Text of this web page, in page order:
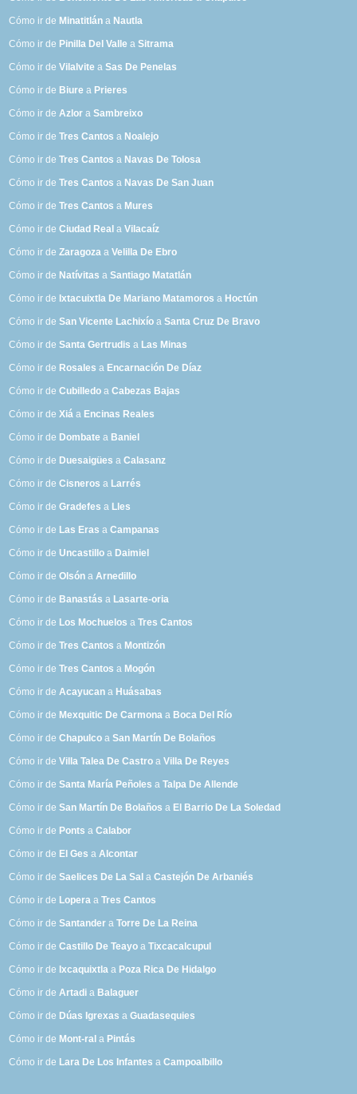
Cómo ir de Minatitlán a Nautla
Cómo ir de Pinilla Del Valle aSitrama
Cómo ir deVilalvite aSas De Penelas
Cómo ir de Biure a Prieres
Cómo ir deAzlor aSambreixo
Cómo ir deTres Cantos a Noalejo
Cómo ir deTres Cantos a Navas De Tolosa
Cómo ir deTres Cantos a Navas De San Juan
Cómo ir deTres Cantos a Mures
Cómo ir deCiudad Real aVilacaíz
Cómo ir deZaragoza aVelilla De Ebro
Cómo ir de Natívitas aSantiago Matatlán
Cómo ir de Ixtacuixtla De Mariano Matamoros a Hoctún
Cómo ir deSan Vicente Lachixío aSanta Cruz De Bravo
Cómo ir deSanta Gertrudis a Las Minas
Cómo ir de Rosales a Encarnación De Díaz
Cómo ir deCubilledo aCabezas Bajas
Cómo ir deXiá a Encinas Reales
Cómo ir de Dombate a Baniel
Cómo ir de Duesaigües aCalasanz
Cómo ir deCisneros a Larrés
Cómo ir deGradefes a Lles
Cómo ir de Las Eras aCampanas
Cómo ir deUncastillo a Daimiel
Cómo ir deOlsón aArnedillo
Cómo ir de Banastás a Lasarte-oria
Cómo ir de Los Mochuelos aTres Cantos
Cómo ir deTres Cantos a Montizón
Cómo ir deTres Cantos a Mogón
Cómo ir deAcayucan a Huásabas
Cómo ir de Mexquitic De Carmona a Boca Del Río
Cómo ir deChapulco aSan Martín De Bolaños
Cómo ir deVilla Talea De Castro aVilla De Reyes
Cómo ir deSanta María Peñoles aTalpa De Allende
Cómo ir deSan Martín De Bolaños a El Barrio De La Soledad
Cómo ir de Ponts aCalabor
Cómo ir de El Ges aAlcontar
Cómo ir deSaelices De La Sal aCastejón De Arbaniés
Cómo ir de Lopera aTres Cantos
Cómo ir deSantander aTorre De La Reina
Cómo ir deCastillo De Teayo aTixcacalcupul
Cómo ir de Ixcaquixtla a Poza Rica De Hidalgo
Cómo ir deArtadi a Balaguer
Cómo ir de Dúas Igrexas aGuadasequies
Cómo ir de Mont-ral a Pintás
Cómo ir de Lara De Los Infantes aCampoalbillo